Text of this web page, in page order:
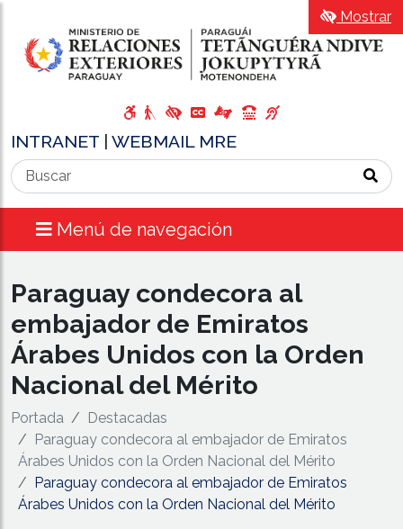
INTRANET WEBMAIL MRE
Menú de navegación
Mostrar
Paraguay condecora al
embajador de Emiratos
Árabes Unidos con la Orden
Nacional del Mérito
Portada
Destacadas
Paraguay condecora al embajador de Emiratos
Árabes Unidos con la Orden Nacional del Mérito
Paraguay condecora al embajador de Emiratos
Árabes Unidos con la Orden Nacional del Mérito